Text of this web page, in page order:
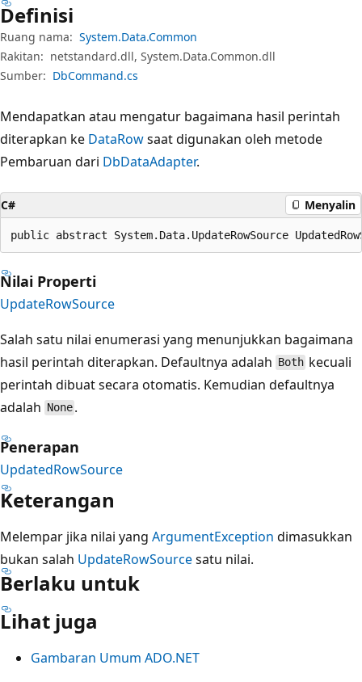
Definisi
Ruang nama: System.Data.Common
Rakitan: netstandard.dll, System.Data.Common.dll
Sumber: DbCommand.cs
Mendapatkan atau mengatur bagaimana hasil perintah
diterapkan ke DataRowsaat digunakan oleh metode
Pembaruan dari DbDataAdapter.
C# Menyalin
public abstract System.Data.UpdateRowSource
Nilai Properti
UpdateRowSource
Salah satu nilai enumerasi yang menunjukkan bagaimana
hasil perintah diterapkan. Defaultnya adalah Both kecuali
perintah dibuat secara otomatis. Kemudian defaultnya
adalah None .
Penerapan
UpdatedRowSource
Keterangan
Melempar jika nilai yang ArgumentException dimasukkan
bukan salah UpdateRowSourcesatu nilai.
Berlaku untuk
Lihat juga
Gambaran Umum ADO.NET